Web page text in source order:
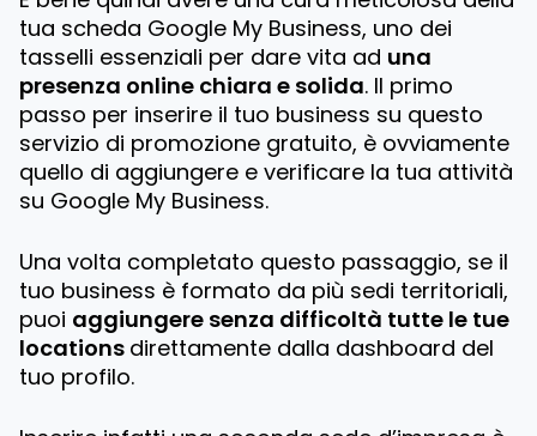
tua scheda Google My Business, uno dei
tasselli essenziali per dare vita ad una
presenza online chiara e solida. Il primo
passo per inserire il tuo business su questo
servizio di promozione gratuito, è ovviamente
quello di aggiungere e verificare la tua attività
su Google My Business.
Una volta completato questo passaggio, se il
tuo business è formato da più sedi territoriali,
puoi aggiungere senza difficoltà tutte le tue
locations direttamente dalla dashboard del
tuo profilo.